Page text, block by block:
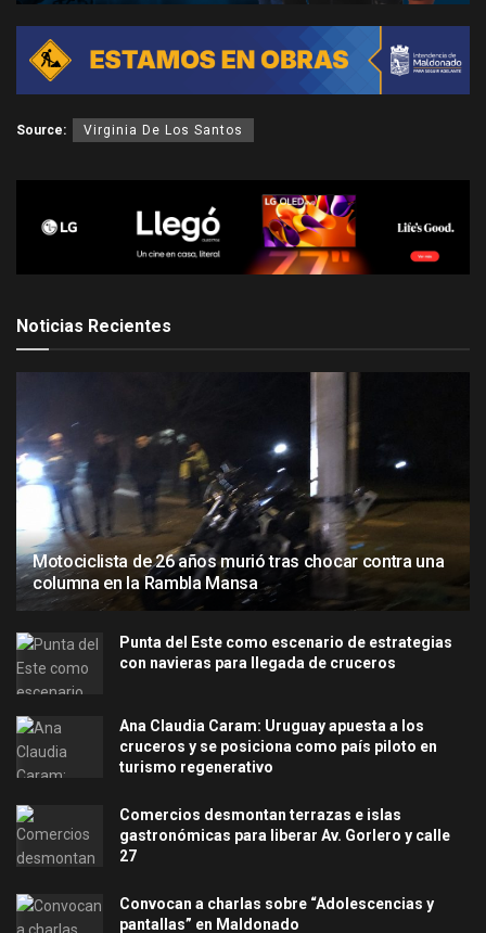
Source: Virginia De Los Santos
Noticias Recientes
Motociclista de 26 años murió tras chocar contra una
columna en la Rambla Mansa
Punta del Este como escenario de estrategias
con navieras para llegada de cruceros
Ana Claudia Caram: Uruguay apuesta a los
cruceros y se posiciona como país piloto en
turismo regenerativo
Comercios desmontan terrazas e islas
gastronómicas para liberar Av. Gorlero y calle
27
Convocan a charlas sobre “Adolescencias y
pantallas” en Maldonado